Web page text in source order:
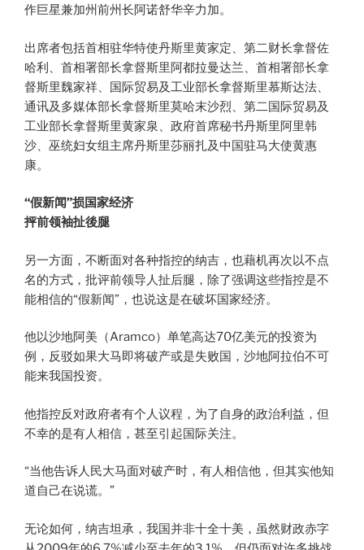
作巨星兼加州前州长阿诺舒华辛力加。
出席者包括首相驻华特使丹斯里黄家定、第二财长拿督佐
哈利、首相署部长拿督斯里阿都拉曼达兰、首相署部长拿
督斯里魏家祥、国际贸易及工业部长拿督斯里慕斯达法、
通讯及多媒体部长拿督斯里莫哈末沙烈、第二国际贸易及
工业部长拿督斯里黄家泉、政府首席秘书丹斯里阿里韩
沙、巫统妇女组主席丹斯里莎丽扎及中国驻马大使黄惠
康。
“假新闻”损国家经济
抨前领袖扯後腿
另一方面，不断面对各种指控的纳吉，也藉机再次以不点
名的方式，批评前领导人扯后腿，除了强调这些指控是不
能相信的“假新闻”，也说这是在破坏国家经济。
他以沙地阿美（Aramco）单笔高达70亿美元的投资为
例，反驳如果大马即将破产或是失败国，沙地阿拉伯不可
能来我国投资。
他指控反对政府者有个人议程，为了自身的政治利益，但
不幸的是有人相信，甚至引起国际关注。
“当他告诉人民大马面对破产时，有人相信他，但其实他知
道自己在说谎。”
无论如何，纳吉坦承，我国并非十全十美，虽然财政赤字